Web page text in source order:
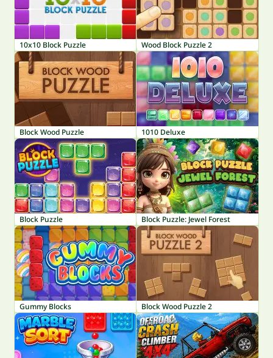
10x10 Block Puzzle Wood Block Puzzle 2
Block Wood Puzzle 1010 Deluxe
Block Puzzle Block Puzzle: Jewel Forest
Gummy Blocks Block Wood Puzzle 2